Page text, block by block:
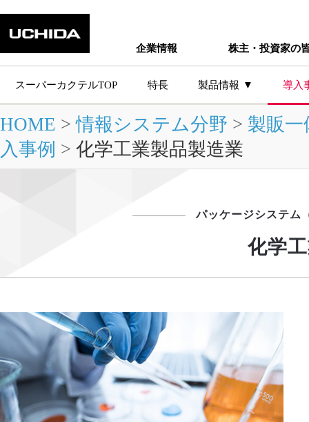
企業情報 株主・投資家の
スーパーカクテルTOP 特長 製品情報
主な製品シ
導入
HOME >情報システム分野 > 製販
入事例 > 化学工業製品製造業
パッケージシステム
化学